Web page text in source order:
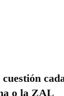
o la ZAL